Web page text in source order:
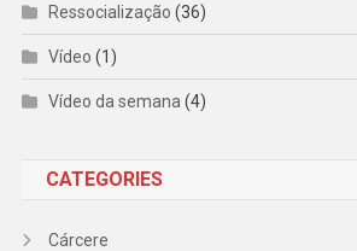
Ressocialização (36)
Vídeo (1)
Vídeo da semana (4)
CATEGORIES
Cárcere